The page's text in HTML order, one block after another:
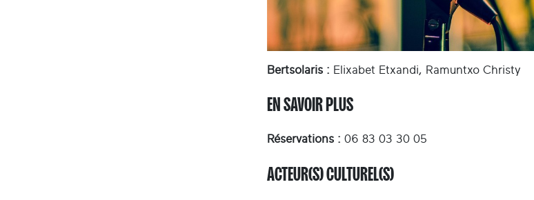
Bertsolaris : Elixabet Etxandi, Ramuntxo Christy
EN SAVOIR PLUS
Réservations : 06 83 03 30 05
ACTEUR(S) CULTUREL(S)